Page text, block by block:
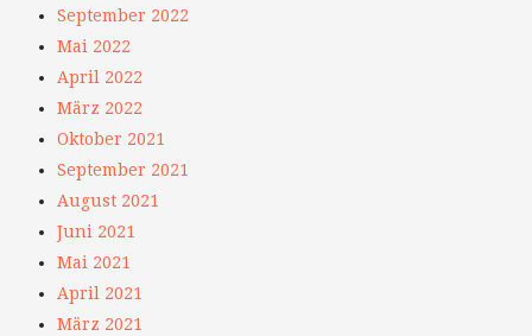
September 2022
Mai 2022
April 2022
März 2022
Oktober 2021
September 2021
August 2021
Juni 2021
Mai 2021
April 2021
März 2021